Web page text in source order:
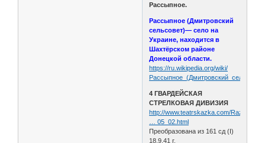
Рассыпное.
Рассыпное (Дмитровский
сельсовет)— село на
Украине, находится в
Шахтёрском районе
Донецкой области.
https://ru.wikipedia.org/wiki/
4 ГВАРДЕЙСКАЯ
СТРЕЛКОВАЯ ДИВИЗИЯ
http://www.teatrskazka.com/Raznoe/
… 05_02.html
Преобразована из 161 сд (I)
18.9.41 г.